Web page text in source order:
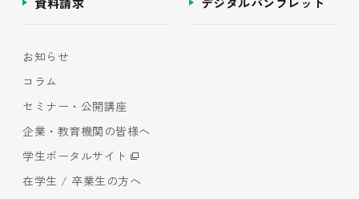
お知らせ
コラム
セミナー・公開講座
企業・教育機関の皆様へ
学生ポータルサイト
在学生 / 卒業生の方へ